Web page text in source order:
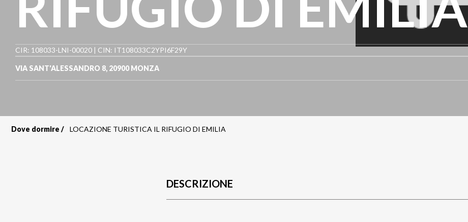
CIR: 108033-LNI-00020 | CIN: IT108033C2YPI6F29Y
VIA SANT'ALESSANDRO 8, 20900 MONZA
Dove dormire LOCAZIONE TURISTICA IL RIFUGIO DI EMILIA
DESCRIZIONE